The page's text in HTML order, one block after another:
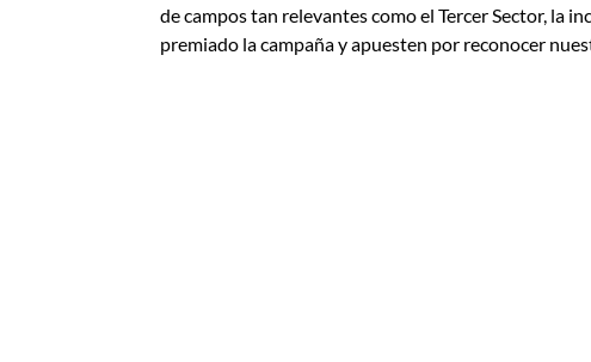
de campos tan relevantes como el Tercer Sector, la
premiado la campaña y apuesten por reconocer